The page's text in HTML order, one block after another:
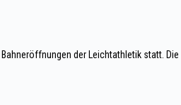
der Leichtathletik statt. Die